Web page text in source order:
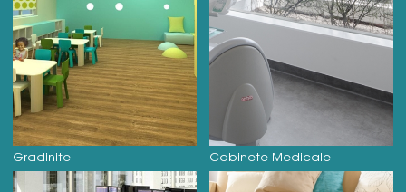
Gradinite Cabinete Medicale